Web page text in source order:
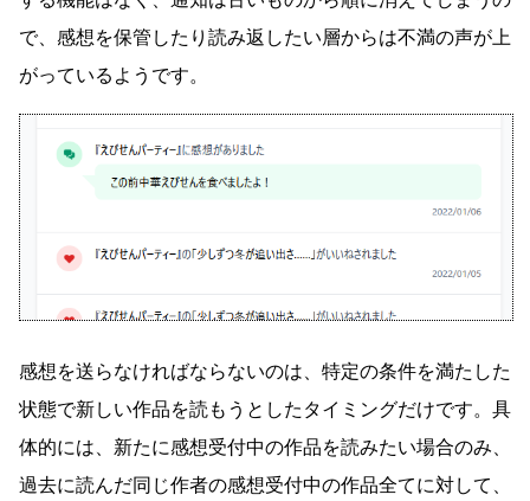
で、感想を保管したり読み返したい層からは不満の声が上
がっているようです。
感想を送らなければならないのは、特定の条件を満たした
状態で新しい作品を読もうとしたタイミングだけです。具
体的には、新たに感想受付中の作品を読みたい場合のみ、
過去に読んだ同じ作者の感想受付中の作品全てに対して、